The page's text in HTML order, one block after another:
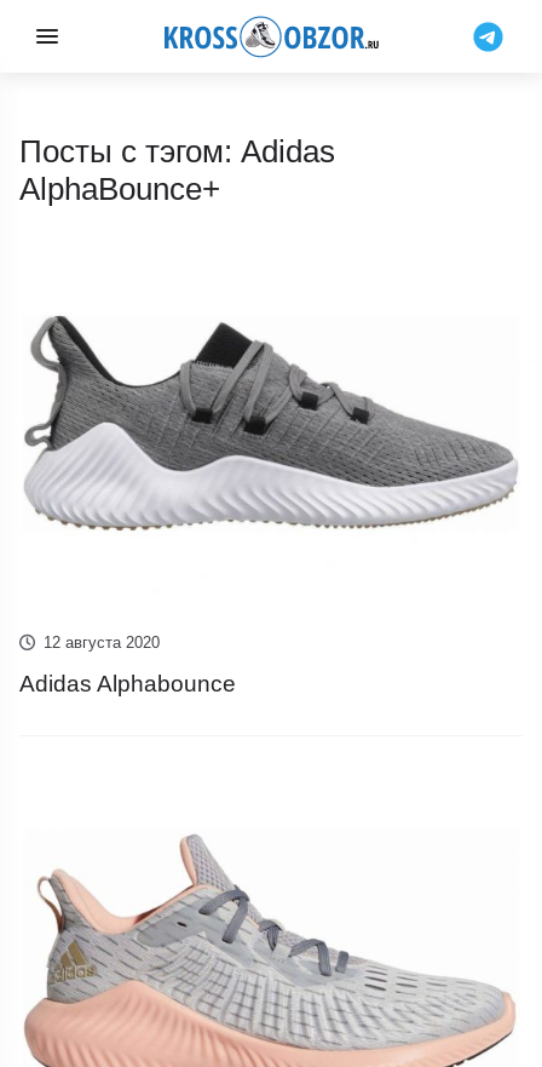
Посты с тэгом: Adidas
AlphaBounce+
12 августа 2020
Adidas Alphabounce